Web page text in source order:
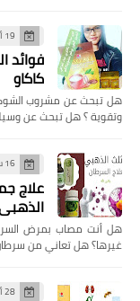
19 أكتوبر 2022
فوائد
كاكاو
هل تبحث عن مشروب
وتقوية ؟ هل تبحث عن
16 سبتمبر 2022
هل ‏أنت مصاب بمرض
غيرها؟ ‏هل تعاني من
28 أبريل 2024